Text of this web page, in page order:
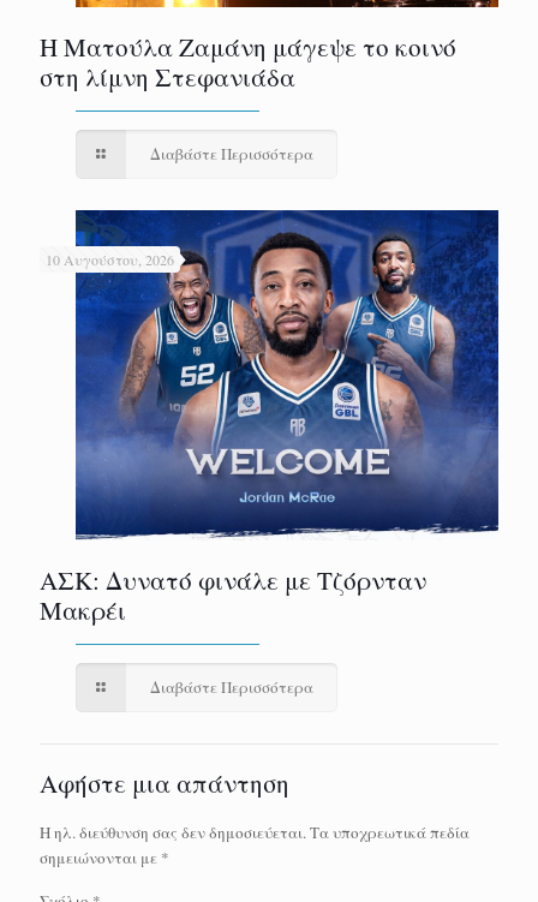
Η Ματούλα Ζαμάνη μάγεψε το κοινό
στη λίμνη Στεφανιάδα
Διαβάστε Περισσότερα
10 Αυγούστου, 2026
ΑΣΚ: Δυνατό φινάλε με Τζόρνταν
Μακρέι
Διαβάστε Περισσότερα
Αφήστε μια απάντηση
Η ηλ. διεύθυνση σας δεν δημοσιεύεται. Τα υποχρεωτικά πεδία
σημειώνονται με *